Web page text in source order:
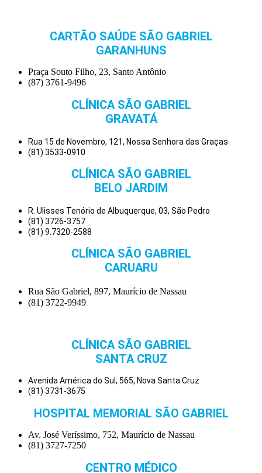
CARTÃO SAÚDE SÃO GABRIEL
GARANHUNS
Praça Souto Filho, 23, Santo Antônio
(87) 3761-9496
CLÍNICA SÃO GABRIEL
GRAVATÁ
Rua 15 de Novembro, 121, Nossa Senhora das Graças
(81) 3533-0910
CLÍNICA SÃO GABRIEL
BELO JARDIM
R. Ulisses Tenório de Albuquerque, 03, São Pedro
(81) 3726-3757
(81) 9.7320-2588
CLÍNICA SÃO GABRIEL
CARUARU
Rua São Gabriel, 897, Maurício de Nassau
(81) 3722-9949
CLÍNICA SÃO GABRIEL
SANTA CRUZ
Avenida América do Sul, 565, Nova Santa Cruz
(81) 3731-3675
HOSPITAL MEMORIAL SÃO GABRIEL
Av. José Veríssimo, 752, Maurício de Nassau
(81) 3727-7250
CENTRO MÉDICO